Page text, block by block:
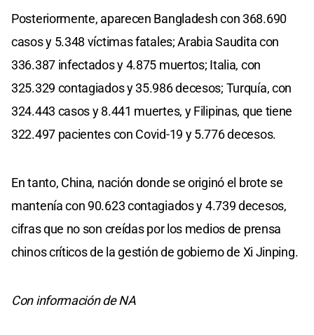
Posteriormente, aparecen Bangladesh con 368.690
casos y 5.348 víctimas fatales; Arabia Saudita con
336.387 infectados y 4.875 muertos; Italia, con
325.329 contagiados y 35.986 decesos; Turquía, con
324.443 casos y 8.441 muertes, y Filipinas, que tiene
322.497 pacientes con Covid-19 y 5.776 decesos.
En tanto, China, nación donde se originó el brote se
mantenía con 90.623 contagiados y 4.739 decesos,
cifras que no son creídas por los medios de prensa
chinos críticos de la gestión de gobierno de Xi Jinping.
Con información de NA